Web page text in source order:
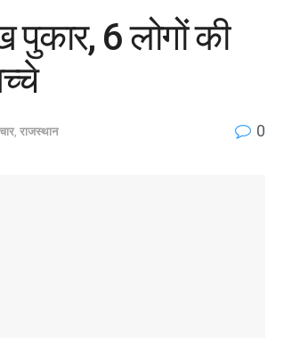
6 लोगों की
, राजस्थान 0